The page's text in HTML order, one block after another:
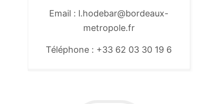
Email : l.hodebar@bordeaux-
metropole.fr
Téléphone : +33 62 03 30 19 6